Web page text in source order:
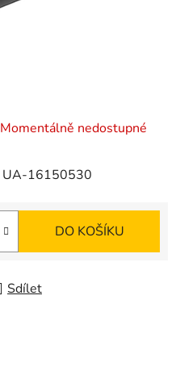
Momentálně nedostupné
UA-16150530
DO KOŠÍKU
Sdílet